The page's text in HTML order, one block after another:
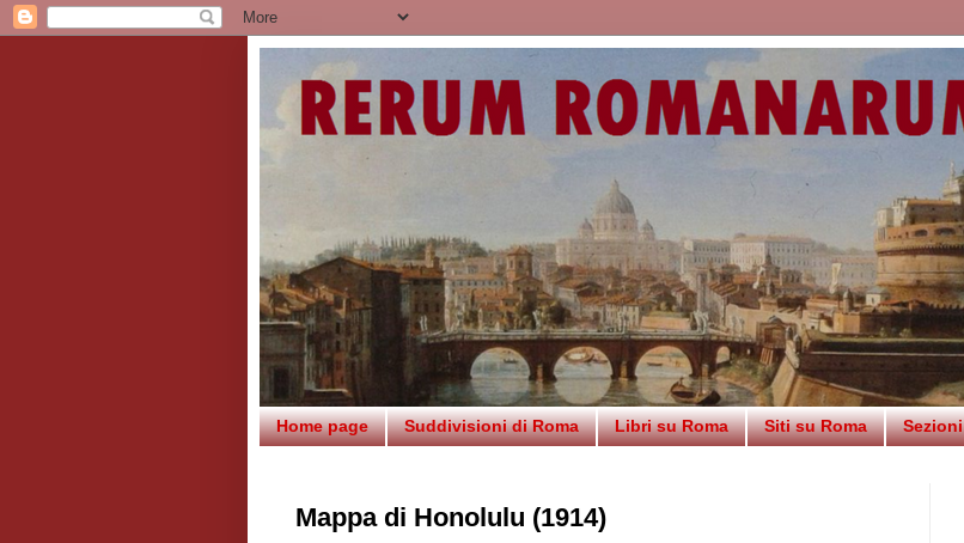
Home page Suddivisioni di Roma Libri su Roma Siti su Roma Sezioni
Mappa di Honolulu (1914)